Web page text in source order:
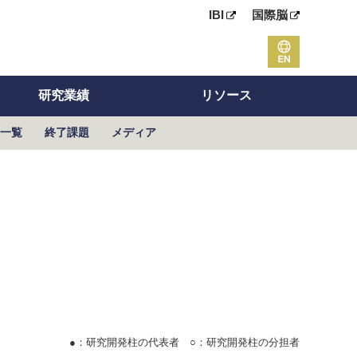
国際脳
IBI
研究業績 リソース
覧 終了課題 メディア
● ：研究開発柱の代表者 ○ ：研究開発柱の分担者